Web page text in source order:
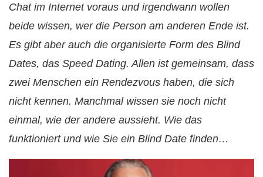
Chat im Internet voraus und irgendwann wollen
beide wissen, wer die Person am anderen Ende ist.
Es gibt aber auch die organisierte Form des Blind
Dates, das Speed Dating. Allen ist gemeinsam, dass
zwei Menschen ein Rendezvous haben, die sich
nicht kennen. Manchmal wissen sie noch nicht
einmal, wie der andere aussieht. Wie das
funktioniert und wie Sie ein Blind Date finden…